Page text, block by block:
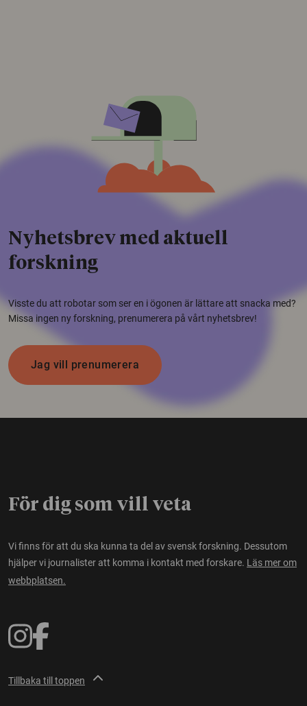
Nyhetsbrev med aktuell
forskning
Visste du att robotar som ser en i ögonen är lättare att snacka med?
Missa ingen ny forskning, prenumerera på vårt nyhetsbrev!
Jag vill prenumerera
För dig som vill veta
Vi finns för att du ska kunna ta del av svensk forskning. Dessutom
hjälper vi journalister att komma i kontakt med forskare. Läs mer om
webbplatsen.
Tillbaka till toppen